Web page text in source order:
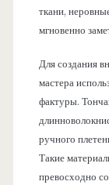
ткани,
мгновенно
Для создания
мастера
фактуры.
ручного
Такие
превосходно